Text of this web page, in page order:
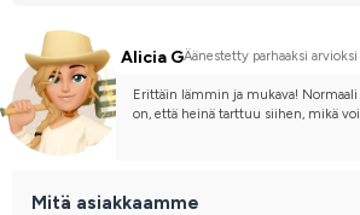
Alicia GÄänestetty parhaaksi arvioksi
Erittäin lämmin ja mukava!
on, että heinä tarttuu siihen, mikä voi
Mitä asiakkaamme